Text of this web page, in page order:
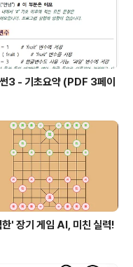
는 ..
3 - 기초요약 (PDF 3페이
' 장기 게임 AI, 미친 실력!